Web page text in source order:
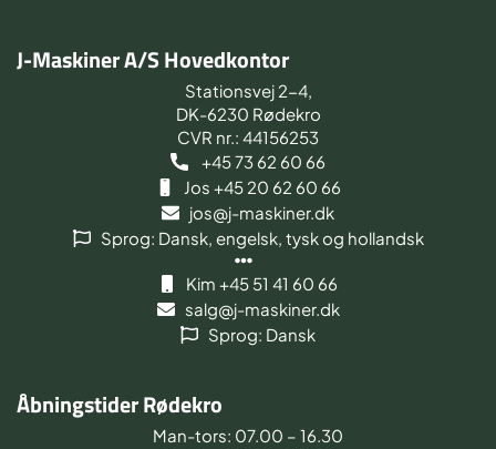
J-Maskiner A/S Hovedkontor
Stationsvej 2-4,
DK-6230 Rødekro
CVR nr.: 44156253
+45 73 62 60 66
Jos +45 20 62 60 66
jos@j-maskiner.dk
Sprog: Dansk, engelsk, tysk og hollandsk
Kim +45 51 41 60 66
salg@j-maskiner.dk
Sprog: Dansk
Åbningstider Rødekro
Man-tors: 07.00 – 16.30